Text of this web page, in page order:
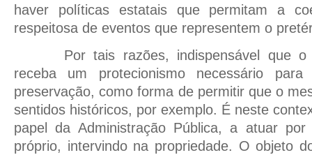
haver políticas estatais que permitam a
respeitosa de eventos que representem o
Por tais razões, indispensável que o
receba um protecionismo necessário
preservação, como forma de permitir que o
sentidos históricos, por exemplo. É neste
papel da Administração Pública, a atuar
próprio, intervindo na propriedade. O objeto